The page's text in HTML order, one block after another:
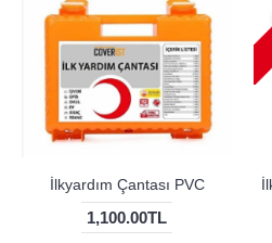
İlkyardım Çantası PVC
1,100.00TL